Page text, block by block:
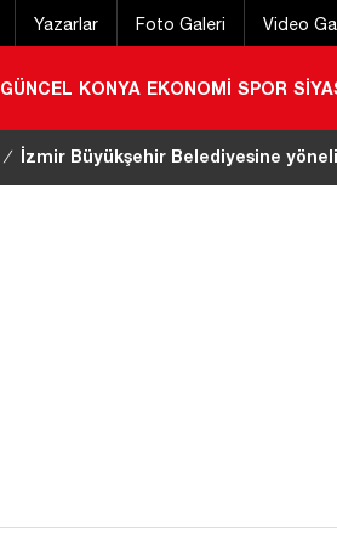
Yazarlar Foto Galeri Video
GÜNCEL KONYA EKONOMİ SPOR
/ İzmir Büyükşehir Belediyesine